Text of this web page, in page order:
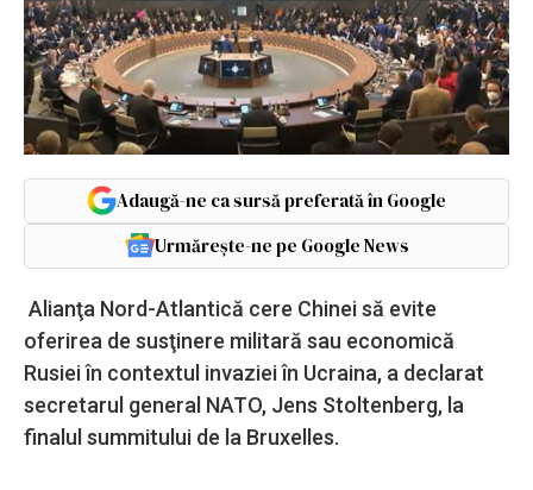
Adaugă-ne ca sursă preferată în Google
Urmărește-ne pe Google News
Alianţa Nord-Atlantică cere Chinei să evite
oferirea de susţinere militară sau economică
Rusiei în contextul invaziei în Ucraina, a declarat
secretarul general NATO, Jens Stoltenberg, la
finalul summitului de la Bruxelles.